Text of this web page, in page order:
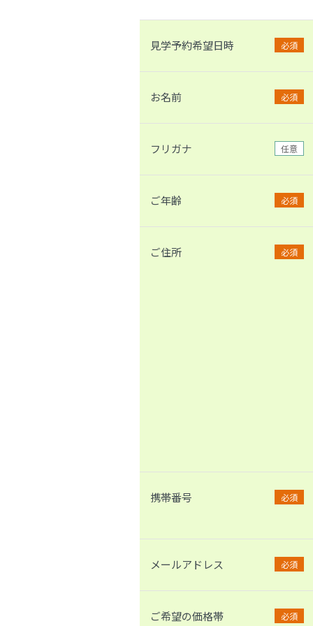
見学予約希望日時 必須
お名前 必須
フリガナ 任意
ご年齢 必須
ご住所 必須
携帯番号 必須
メールアドレス 必須
ご希望の価格帯 必須